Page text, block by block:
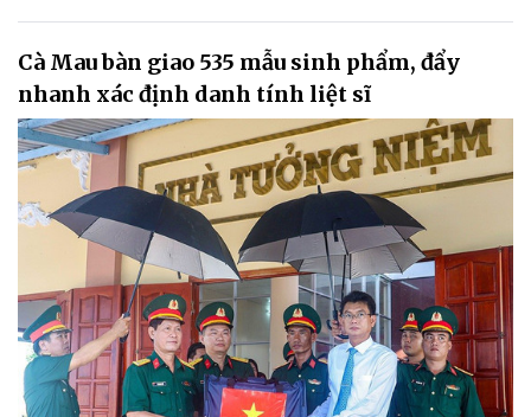
Cà Mau bàn giao 535 mẫu sinh phẩm, đẩy
nhanh xác định danh tính liệt sĩ